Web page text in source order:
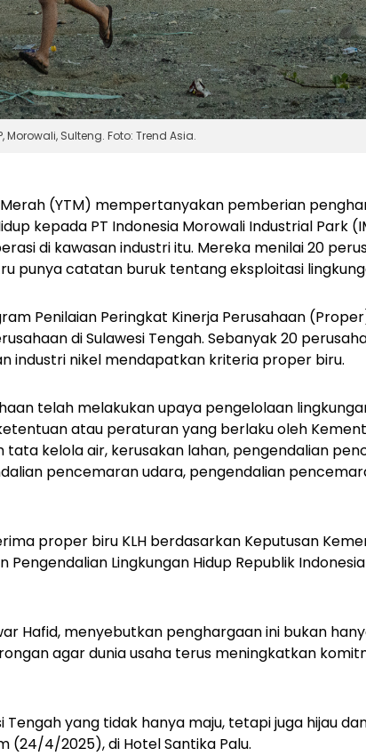
Sulteng. Foto: Trend Asia.
Merah (YTM) mempertanyakan pemberian
kepada PT Indonesia Morowali Industrial Park
di kawasan industri itu. Mereka menilai 20
punya catatan buruk tentang eksploitasi
Penilaian Peringkat Kinerja Perusahaan
di Sulawesi Tengah. Sebanyak 20
industri nikel mendapatkan kriteria proper biru.
telah melakukan upaya pengelolaan
atau peraturan yang berlaku oleh
tata kelola air, kerusakan lahan, pengendalian
pencemaran udara, pengendalian
proper biru KLH berdasarkan Keputusan
Pengendalian Lingkungan Hidup Republik Indonesia
Hafid, menyebutkan penghargaan ini bukan
agar dunia usaha terus meningkatkan
Tengah yang tidak hanya maju, tetapi juga hijau
(24/4/2025), di Hotel Santika Palu.